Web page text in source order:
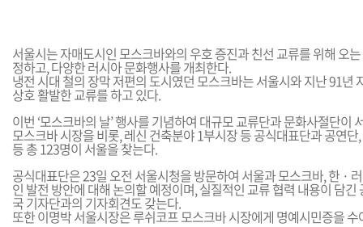
하
기
하
기
서울시는 자매도시인 모스크바와의 우호 증진과 친선 교류를 위해 오는
정하고, 다양한 러시아 문화행사를 개최한다.
냉전 시대 철의 장막 저편의 도시였던 모스크바는 서울시와 지난 91년
상호 활발한 교류를 하고 있다.
이번 ‘모스크바의 날’ 행사를 기념하여 대규모 교류단과 문화사절단이
모스크바 시장을 비롯, 레신 건축분야 1부시장 등 공식대표단과 공연
등 총 123명이 서울을 찾는다.
공식대표단은 23일 오전 서울시청을 방문하여 서울과 모스크바, 한 ·
인 발전 방안에 대해 논의할 예정이며, 실질적인 교류 협력 내용이 담
국 기자단과의 기자회견도 갖는다.
또한 이명박 서울시장은 루쉬코프 모스크바 시장에게 명예시민증을 수